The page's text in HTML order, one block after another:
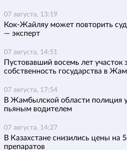
07 августа, 13:19
Кок-Жайляу может повторить
— эксперт
07 августа, 14:51
Пустовавший восемь лет участок
собственность государства в
07 августа, 17:54
В Жамбылской области полиция
пьяным водителем
07 августа, 14:27
В Казахстане снизились цены на
препаратов